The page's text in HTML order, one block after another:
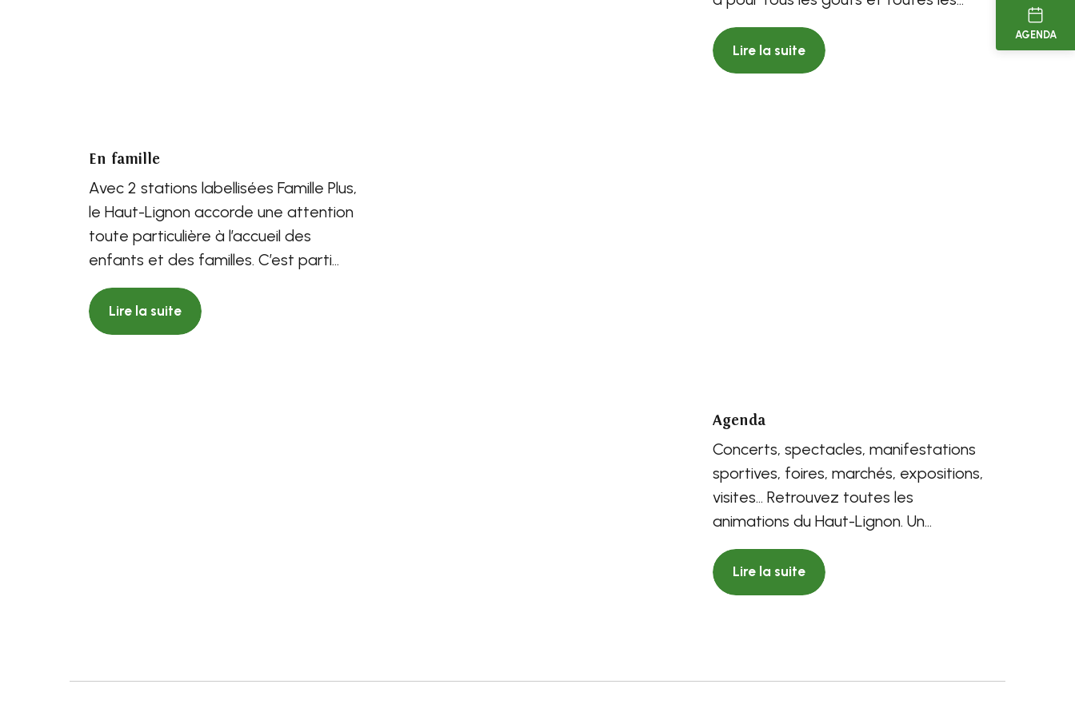
AGENDA
envies ! Vous...
Lire la suite
En famille
Avec 2 stations labellisées Famille Plus,
le Haut-Lignon accorde une attention
toute particulière à l’accueil des
enfants et des familles. C’est parti
pour des vacances...
Lire la suite
Agenda
Concerts, spectacles, manifestations
sportives, foires, marchés, expositions,
visites… Retrouvez toutes les
animations du Haut-Lignon. Un
programme riche et varié,...
Lire la suite